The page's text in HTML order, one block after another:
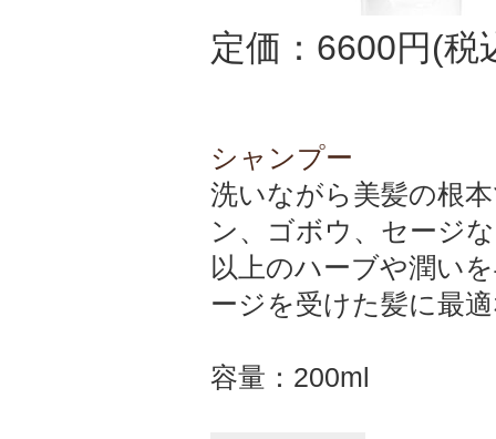
定価：6600円(税
シャンプー
洗いながら美髪の根
ン、ゴボウ、セージ
以上のハーブや潤い
ージを受けた髪に最
容量：200ml